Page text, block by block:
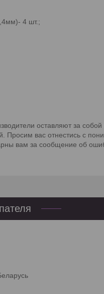
4 шт.;
оставляют за собой
Просим вас отнестись с
вам за сообщение об